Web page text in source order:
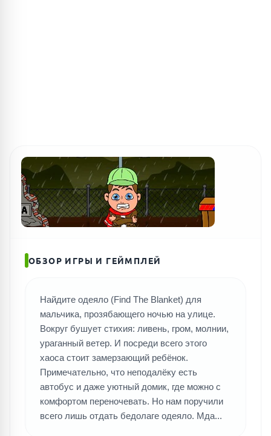
ПОИСК ИГР
ОБЗОР ИГРЫ И ГЕЙМПЛЕЙ
Найдите одеяло (Find The Blanket) для
мальчика, прозябающего ночью на улице.
Вокруг бушует стихия: ливень, гром, молнии,
ураганный ветер. И посреди всего этого
хаоса стоит замерзающий ребёнок.
Примечательно, что неподалёку есть
автобус и даже уютный домик, где можно с
комфортом переночевать. Но нам поручили
всего лишь отдать бедолаге одеяло. Мда...